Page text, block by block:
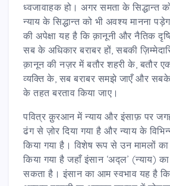
ध्वजावाहक हो। अगर समता के सिद्धान्त
न्याय के सिद्धान्त को भी अवश्य मानना
की अपेक्षा यह है कि क़ानूनी और नैतिक
सब के अधिकार बराबर हों, सबकी
क़ानून की नज़र में बतौर शहरी के, बतौर
व्यक्ति के, सब बराबर समझे जाएँ और
के तहत बरताव किया जाए।
पवित्र क़ुरआन में न्याय और इंसाफ़ पर
ढंग से ज़ोर दिया गया है और न्याय के
किया गया है। विशेष रूप से उन मामलों
किया गया है जहाँ इंसान ‘अद्ल’ (न्याय)
सकता है। इंसान का आम स्वभाव यह है कि